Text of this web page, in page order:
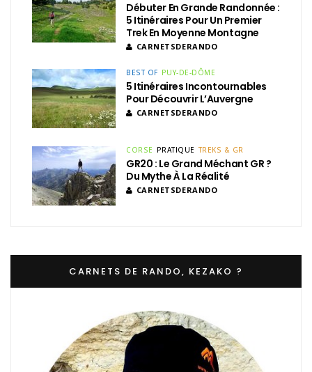
Débuter En Grande Randonnée :
5 Itinéraires Pour Un Premier
Trek En Moyenne Montagne
CARNETSDERANDO
BEST OF PUY-DE-DÔME
5 Itinéraires Incontournables
Pour Découvrir L’Auvergne
CARNETSDERANDO
CORSE PRATIQUE TREKS & GR
GR20 : Le Grand Méchant GR ?
Du Mythe À La Réalité
CARNETSDERANDO
CARNETS DE RANDO, KEZAKO ?